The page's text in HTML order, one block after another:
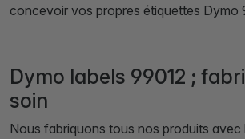
concevoir vos propres étiquettes Dymo
Dymo labels 99012 ;
soin
Nous fabriquons tous nos produits avec